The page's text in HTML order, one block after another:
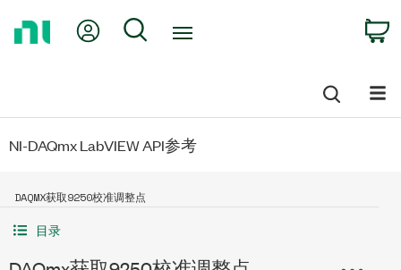
My Account
Search
NI-DAQmx LabVIEW API参考
DAQMX获取9250校准调整点
目录